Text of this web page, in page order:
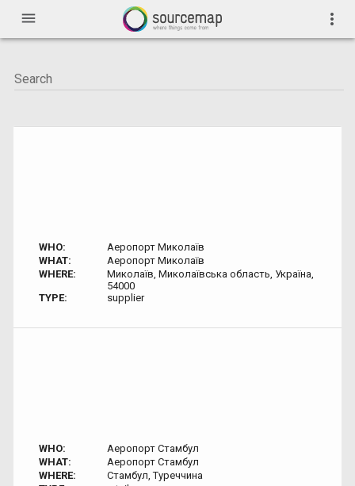
menu more_vert
WHO:
Аеропорт Миколаїв
WHAT:
Аеропорт Миколаїв
WHERE:
Миколаїв, Миколаївська область, Україна,
54000
TYPE:
supplier
WHO:
Аеропорт Стамбул
WHAT:
Аеропорт Стамбул
WHERE:
Стамбул, Туреччина